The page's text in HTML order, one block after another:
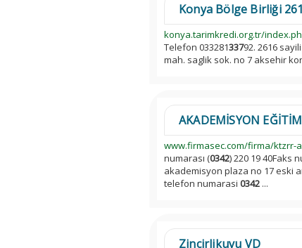
Konya Bölge Birliği
konya.tarimkredi.org.tr/
Telefon 03328133792. 2616
mah. saglik sok. no 7 aksehir
AKADEMİSYON
www.firmasec.com/firma/ktzrr-
numarası (0342) 220 19 40Faks
akademisyon plaza no 17 eski
telefon numarasi 0342 ...
Zincirlikuyu VD